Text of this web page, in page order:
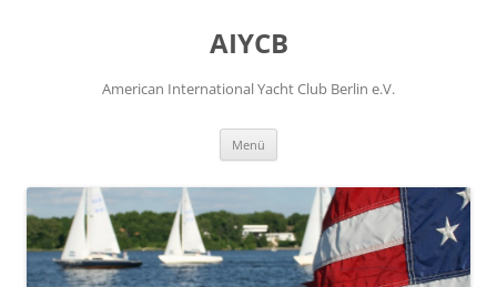
AIYCB
American International Yacht Club Berlin e.V.
Menü